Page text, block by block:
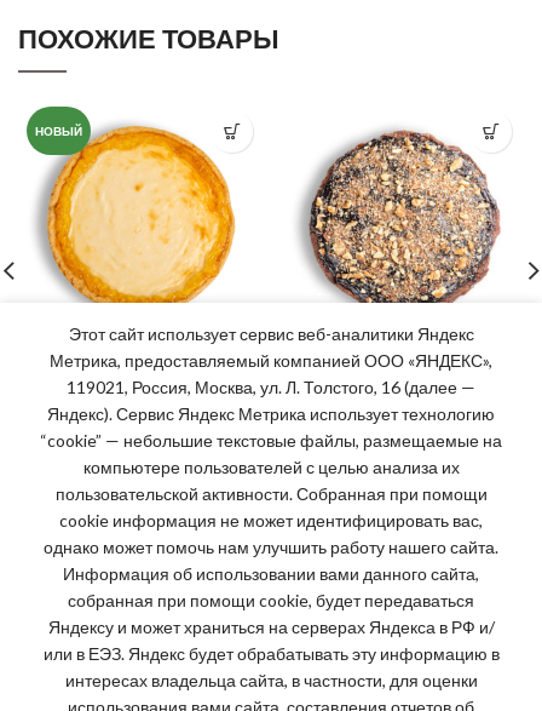
ПОХОЖИЕ ТОВАРЫ
НОВЫЙ
Чизкейк по-домашнему
ананасовый 750г
500,00₽
Шоколадный брауни 520г
505,00₽
Часы работы:
Пн-вск: 8:00 - 19:00
Этот сайт использует сервис веб-аналитики Яндекс
Метрика, предоставляемый компанией ООО «ЯНДЕКС»,
119021, Россия, Москва, ул. Л. Толстого, 16 (далее —
Яндекс). Сервис Яндекс Метрика использует технологию
“cookie” — небольшие текстовые файлы, размещаемые на
компьютере пользователей с целью анализа их
пользовательской активности. Собранная при помощи
cookie информация не может идентифицировать вас,
однако может помочь нам улучшить работу нашего сайта.
Информация об использовании вами данного сайта,
собранная при помощи cookie, будет передаваться
Яндексу и может храниться на серверах Яндекса в РФ и/
или в ЕЭЗ. Яндекс будет обрабатывать эту информацию в
интересах владельца сайта, в частности, для оценки
использования вами сайта, составления отчетов об